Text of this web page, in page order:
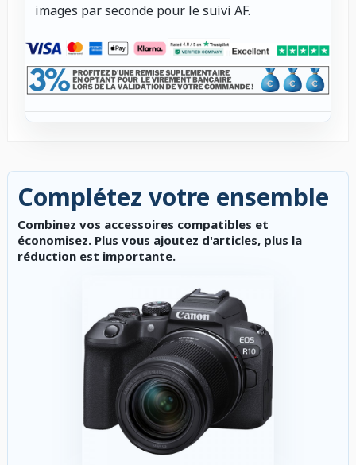
images par seconde pour le suivi AF.
Complétez votre ensemble
Combinez vos accessoires compatibles et
économisez. Plus vous ajoutez d'articles, plus la
réduction est importante.